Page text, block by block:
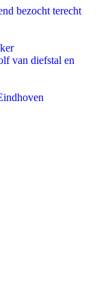
bezocht terecht
van diefstal en